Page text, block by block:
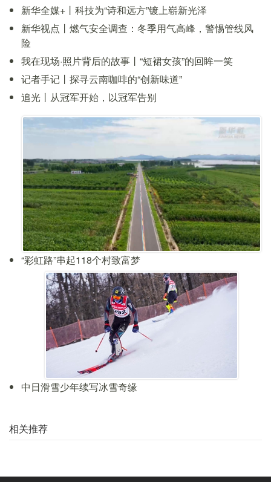
新华全媒+丨科技为“诗和远方”镀上崭新光泽
新华视点丨燃气安全调查：冬季用气高峰，警惕管线风
险
我在现场·照片背后的故事丨“短裙女孩”的回眸一笑
记者手记丨探寻云南咖啡的“创新味道”
追光丨从冠军开始，以冠军告别
“彩虹路”串起118个村致富梦
中日滑雪少年续写冰雪奇缘
相关推荐